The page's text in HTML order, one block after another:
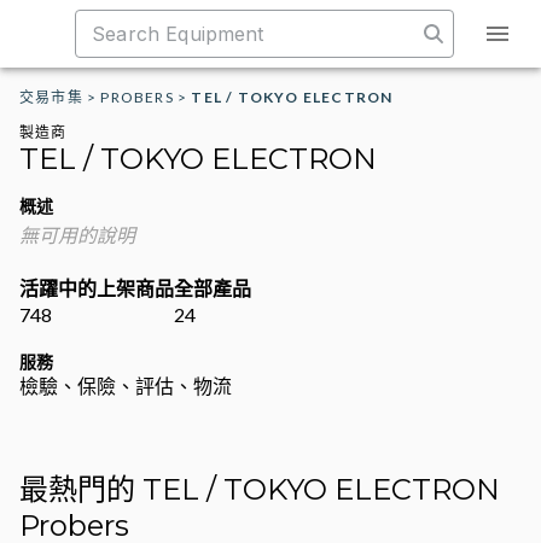
交易市集 >PROBERS > TEL / TOKYO ELECTRON
製造商
TEL / TOKYO ELECTRON
概述
無可用的說明
活躍中的上架商品
748
全部產品
24
服務
檢驗、保險、評估、物流
最熱門的 TEL / TOKYO ELECTRON
Probers